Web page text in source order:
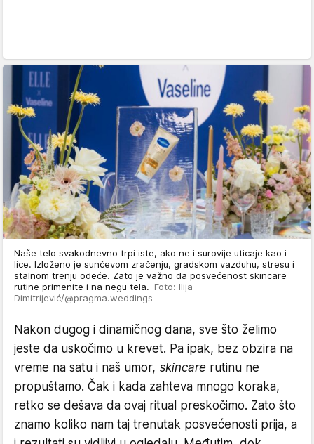
Naše telo svakodnevno trpi iste, ako ne i surovije uticaje kao i
lice. Izloženo je sunčevom zračenju, gradskom vazduhu, stresu i
stalnom trenju odeće. Zato je važno da posvećenost skincare
rutine primenite i na negu tela. Foto: Ilija
Dimitrijević/@pragma.weddings
Nakon dugog i dinamičnog dana, sve što želimo
jeste da uskočimo u krevet. Pa ipak, bez obzira na
vreme na satu i naš umor, skincare rutinu ne
propuštamo. Čak i kada zahteva mnogo koraka,
retko se dešava da ovaj ritual preskočimo. Zato što
znamo koliko nam taj trenutak posvećenosti prija, a